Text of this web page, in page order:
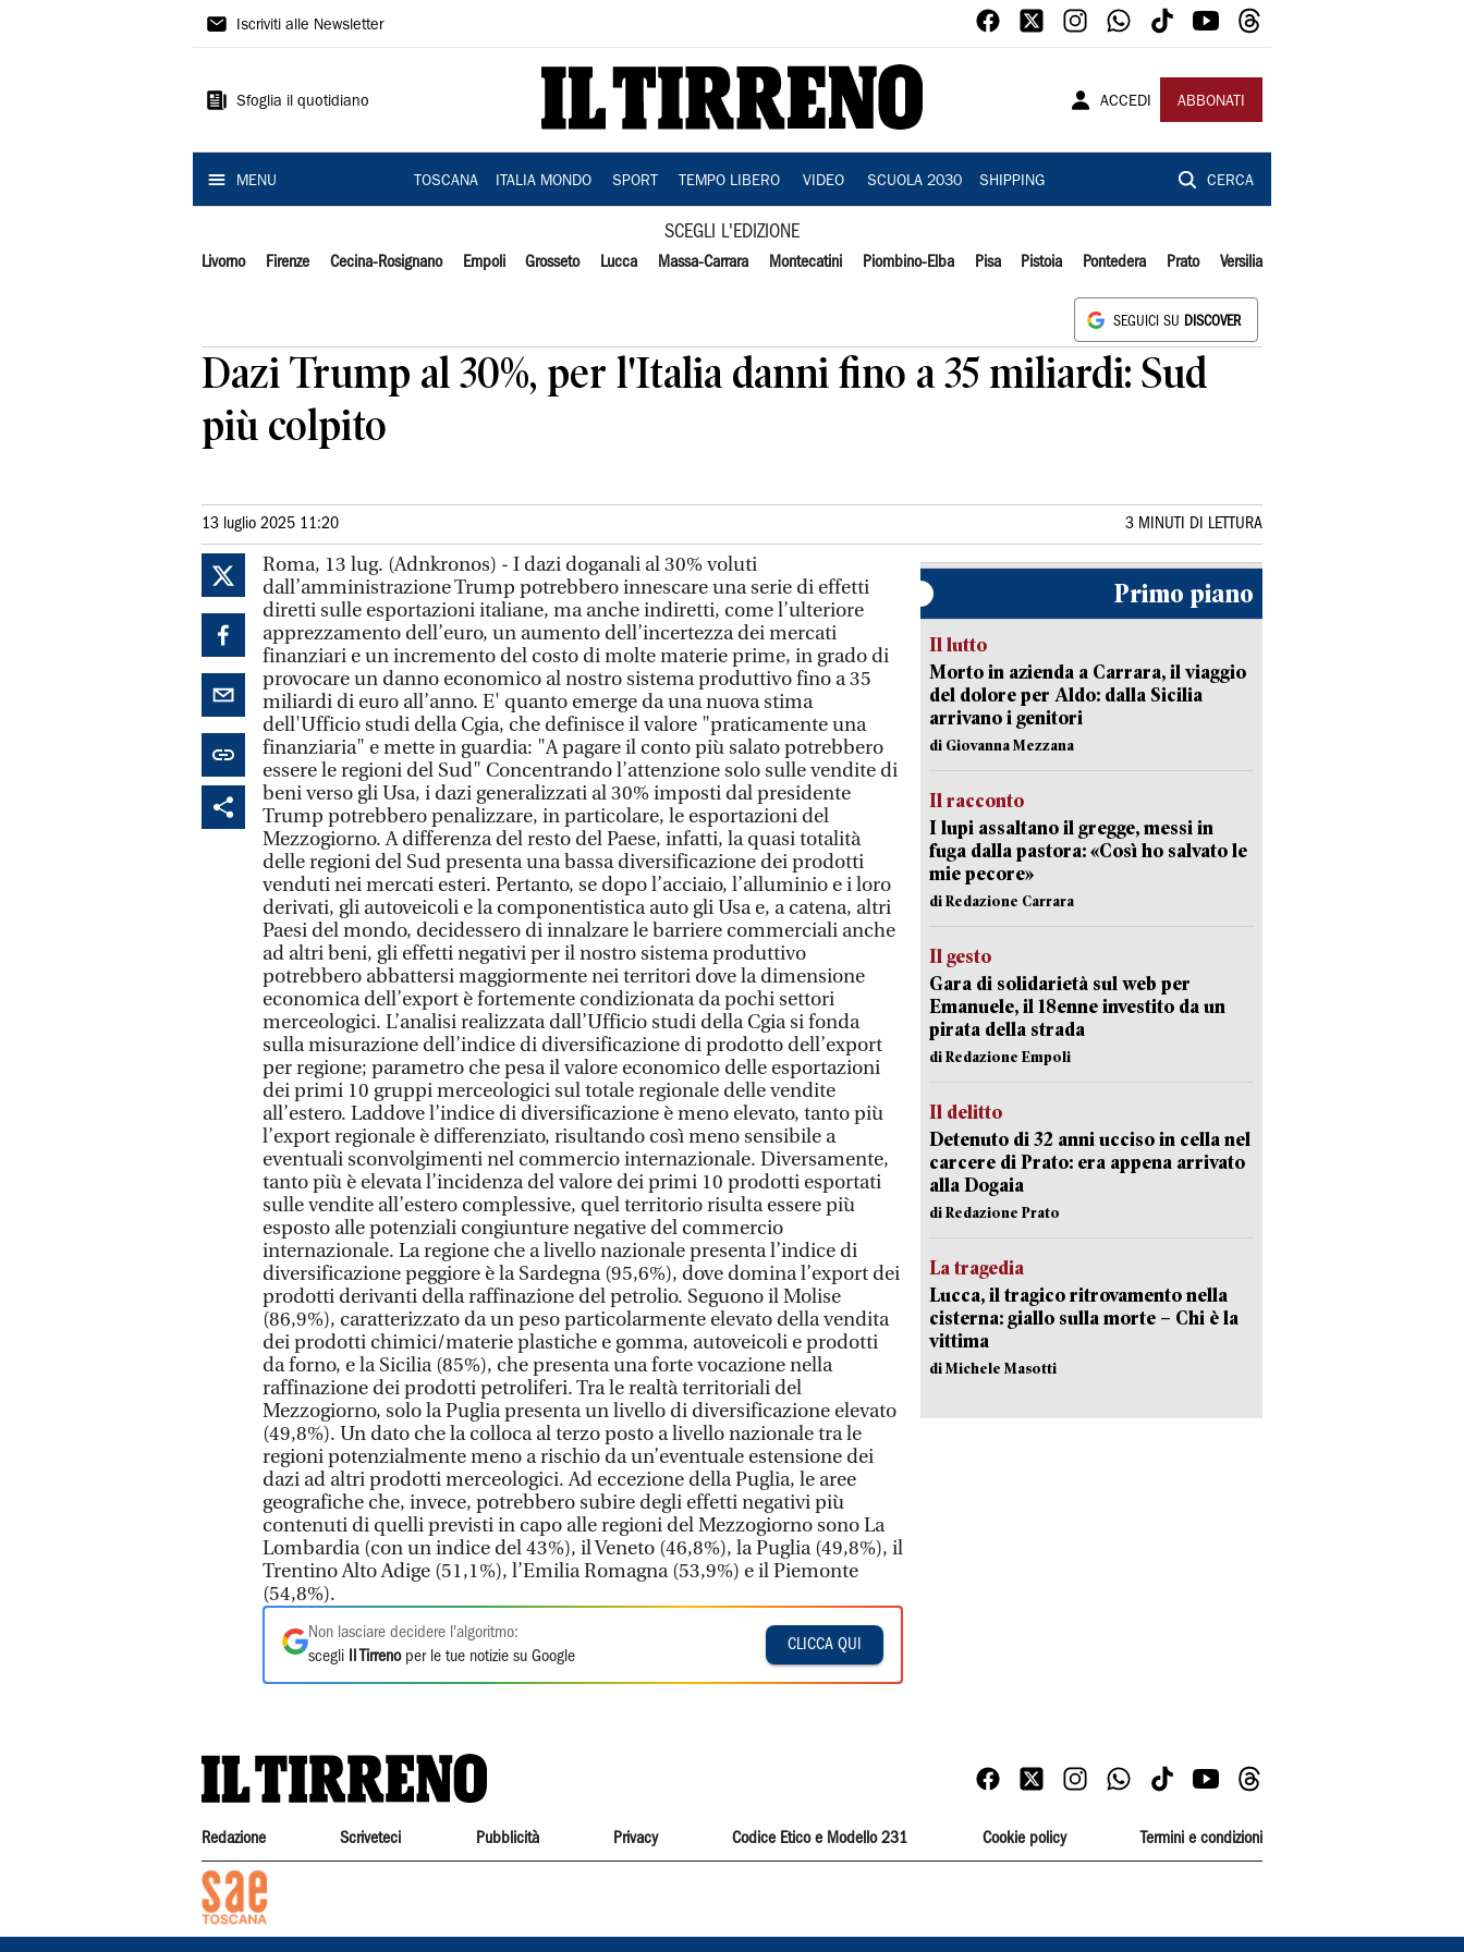
Il
Iscriviti alle Newsletter
Sfoglia il quotidiano ACCEDI ABBONATI
MENU TOSCANA ITALIA MONDO SPORT TEMPO LIBERO VIDEO SCUOLA 2030 SHIPPING CERCA
SCEGLI L'EDIZIONE
Livorno Firenze Cecina-Rosignano Empoli Grosseto Lucca Massa-Carrara Montecatini Piombino-Elba Pisa Pistoia Pontedera Prato Versilia
SEGUICI SU DISCOVER
Dazi Trump al 30%, per l'Italia danni fino a 35 miliardi: Sud
più colpito
13 luglio 2025 11:20 3 MINUTI DI LETTURA
Roma, 13 lug. (Adnkronos) - I dazi doganali al 30% voluti
dall’amministrazione Trump potrebbero innescare una serie di effetti
diretti sulle esportazioni italiane, ma anche indiretti, come l’ulteriore
apprezzamento dell’euro, un aumento dell’incertezza dei mercati
finanziari e un incremento del costo di molte materie prime, in grado di
provocare un danno economico al nostro sistema produttivo fino a 35
miliardi di euro all’anno. E' quanto emerge da una nuova stima
dell'Ufficio studi della Cgia, che definisce il valore "praticamente una
finanziaria" e mette in guardia: "A pagare il conto più salato potrebbero
essere le regioni del Sud" Concentrando l’attenzione solo sulle vendite di
beni verso gli Usa, i dazi generalizzati al 30% imposti dal presidente
Trump potrebbero penalizzare, in particolare, le esportazioni del
Mezzogiorno. A differenza del resto del Paese, infatti, la quasi totalità
delle regioni del Sud presenta una bassa diversificazione dei prodotti
venduti nei mercati esteri. Pertanto, se dopo l’acciaio, l’alluminio e i loro
derivati, gli autoveicoli e la componentistica auto gli Usa e, a catena, altri
Paesi del mondo, decidessero di innalzare le barriere commerciali anche
ad altri beni, gli effetti negativi per il nostro sistema produttivo
potrebbero abbattersi maggiormente nei territori dove la dimensione
economica dell’export è fortemente condizionata da pochi settori
merceologici. L’analisi realizzata dall’Ufficio studi della Cgia si fonda
sulla misurazione dell’indice di diversificazione di prodotto dell’export
per regione; parametro che pesa il valore economico delle esportazioni
dei primi 10 gruppi merceologici sul totale regionale delle vendite
all’estero. Laddove l’indice di diversificazione è meno elevato, tanto più
l’export regionale è differenziato, risultando così meno sensibile a
eventuali sconvolgimenti nel commercio internazionale. Diversamente,
tanto più è elevata l’incidenza del valore dei primi 10 prodotti esportati
sulle vendite all’estero complessive, quel territorio risulta essere più
esposto alle potenziali congiunture negative del commercio
internazionale. La regione che a livello nazionale presenta l’indice di
diversificazione peggiore è la Sardegna (95,6%), dove domina l’export dei
prodotti derivanti della raffinazione del petrolio. Seguono il Molise
(86,9%), caratterizzato da un peso particolarmente elevato della vendita
dei prodotti chimici/materie plastiche e gomma, autoveicoli e prodotti
da forno, e la Sicilia (85%), che presenta una forte vocazione nella
raffinazione dei prodotti petroliferi. Tra le realtà territoriali del
Mezzogiorno, solo la Puglia presenta un livello di diversificazione elevato
(49,8%). Un dato che la colloca al terzo posto a livello nazionale tra le
regioni potenzialmente meno a rischio da un’eventuale estensione dei
dazi ad altri prodotti merceologici. Ad eccezione della Puglia, le aree
geografiche che, invece, potrebbero subire degli effetti negativi più
contenuti di quelli previsti in capo alle regioni del Mezzogiorno sono La
Lombardia (con un indice del 43%), il Veneto (46,8%), la Puglia (49,8%), il
Trentino Alto Adige (51,1%), l’Emilia Romagna (53,9%) e il Piemonte
(54,8%).
Non lasciare decidere l'algoritmo:
scegli
Il Tirrenoper le tue notizie su Google
CLICCA QUI
Primo piano
Il lutto
Morto in azienda a Carrara, il viaggio
del dolore per Aldo: dalla Sicilia
arrivano i genitori
di Giovanna Mezzana
Il racconto
I lupi assaltano il gregge, messi in
fuga dalla pastora: «Così ho salvato le
mie pecore»
di Redazione Carrara
Il gesto
Gara di solidarietà sul web per
Emanuele, il 18enne investito da un
pirata della strada
di Redazione Empoli
Il delitto
Detenuto di 32 anni ucciso in cella nel
carcere di Prato: era appena arrivato
alla Dogaia
di Redazione Prato
La tragedia
Lucca, il tragico ritrovamento nella
cisterna: giallo sulla morte – Chi è la
vittima
di Michele Masotti
Redazione Scriveteci Pubblicità Privacy Codice Etico e Modello 231 Cookie policy Termini e condizioni